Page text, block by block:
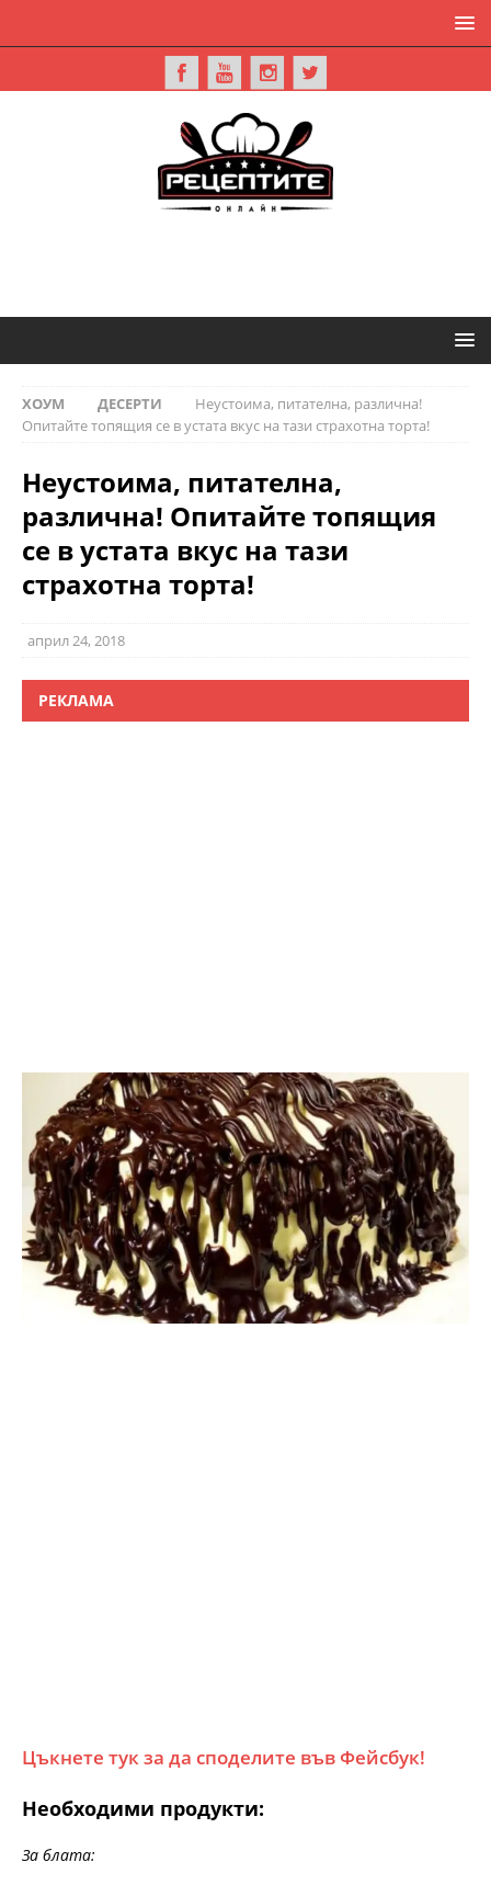
ХОУМ ДЕСЕРТИ
Неустоима, питателна, различна!
Опитайте топящия се в устата вкус на тази страхотна торта!
Неустоима, питателна,
различна! Опитайте топящия
се в устата вкус на тази
страхотна торта!
април 24, 2018
РЕКЛАМА
Цъкнете тук за да споделите във Фейсбук!
Необходими продукти:
За блата: